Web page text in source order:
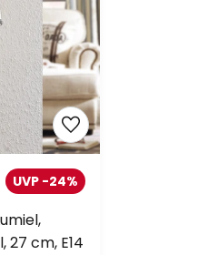
UVP -24%
cm, E14